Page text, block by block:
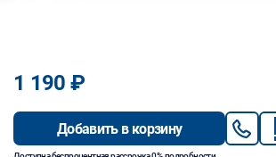
1 190 ₽
Добавить в корзину